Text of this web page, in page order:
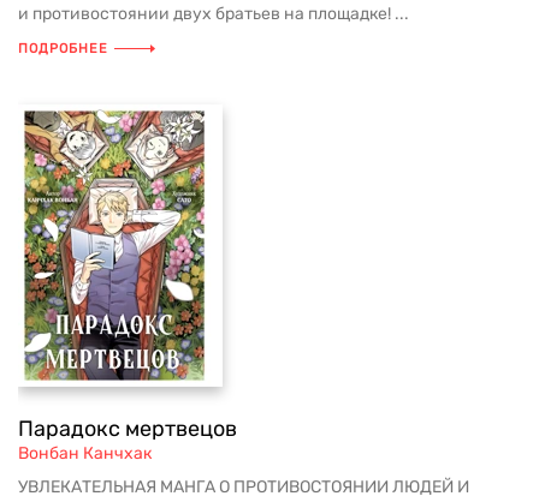
и противостоянии двух братьев на площадке! ...
ПОДРОБНЕЕ
Парадокс мертвецов
Вонбан Канчхак
УВЛЕКАТЕЛЬНАЯ МАНГА О ПРОТИВОСТОЯНИИ ЛЮДЕЙ И